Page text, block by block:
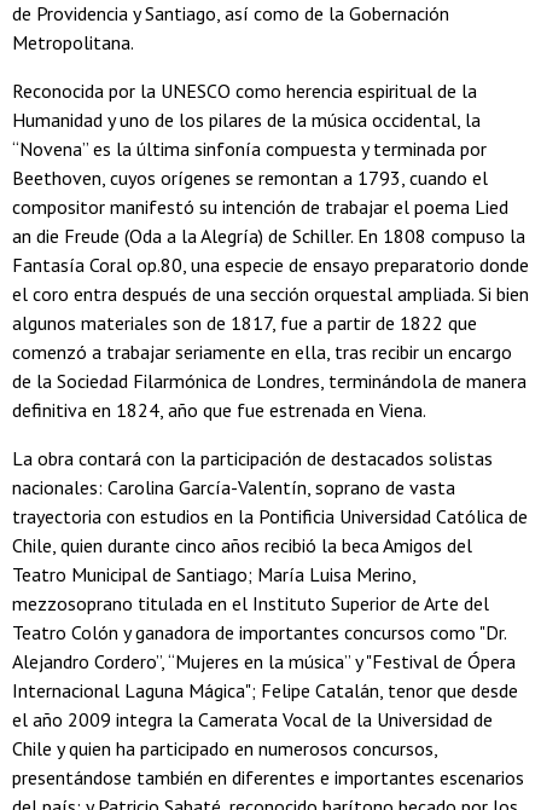
de Providencia y Santiago, así como de la Gobernación
Metropolitana.
Reconocida por la UNESCO como herencia espiritual de la
Humanidad y uno de los pilares de la música occidental, la
“Novena” es la última sinfonía compuesta y terminada por
Beethoven, cuyos orígenes se remontan a 1793, cuando el
compositor manifestó su intención de trabajar el poema Lied
an die Freude (Oda a la Alegría) de Schiller. En 1808 compuso la
Fantasía Coral op.80, una especie de ensayo preparatorio donde
el coro entra después de una sección orquestal ampliada. Si bien
algunos materiales son de 1817, fue a partir de 1822 que
comenzó a trabajar seriamente en ella, tras recibir un encargo
de la Sociedad Filarmónica de Londres, terminándola de manera
definitiva en 1824, año que fue estrenada en Viena.
La obra contará con la participación de destacados solistas
nacionales: Carolina García-Valentín, soprano de vasta
trayectoria con estudios en la Pontificia Universidad Católica de
Chile, quien durante cinco años recibió la beca Amigos del
Teatro Municipal de Santiago; María Luisa Merino,
mezzosoprano titulada en el Instituto Superior de Arte del
Teatro Colón y ganadora de importantes concursos como "Dr.
Alejandro Cordero”, “Mujeres en la música” y "Festival de Ópera
Internacional Laguna Mágica"; Felipe Catalán, tenor que desde
el año 2009 integra la Camerata Vocal de la Universidad de
Chile y quien ha participado en numerosos concursos,
presentándose también en diferentes e importantes escenarios